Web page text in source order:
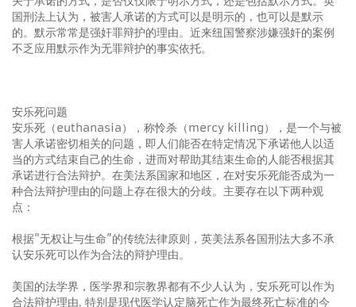
国刑法上认为，被害人承诺的方式可以是明示的，也可以是默示
的。默示常常是强奸罪辩护的理由。近来纽国警察涉嫌强奸的案例
不乏应用默示作为无罪辩护的事实依托。
安乐死问题
安乐死（euthanasia），称怜杀（mercy killing），是一个与被
害人承诺密切相关的问题，即人们能否在特定情况下承诺他人以适
当的方式结束自己的生命，进而对帮助其结束生命的人能否根据其
承诺进行合法辩护。在美法系国家和地区，在对安乐死能否成为一
种合法辩护理由的问题上存在很大的分歧。主要存在以下两种观
点：
根据"无权让与生命”的传统法律原则，英美法系各国刑法大多不承
认安乐死可以作为合法的辩护理由。
美国的法学界，医学界和宗教界都有不少人认为，安乐死可以作为
合法辩护理由. 特别是现代医学认定脑死亡作为最终死亡标准的今